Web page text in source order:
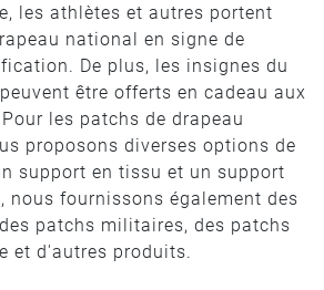
les athlètes et autres portent
national en signe de
De plus, les insignes du
être offerts en cadeau aux
les patchs de drapeau
proposons diverses options de
support en tissu et un support
nous fournissons également des
patchs militaires, des patchs
et d'autres produits.